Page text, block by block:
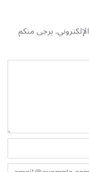
يرجى منكم